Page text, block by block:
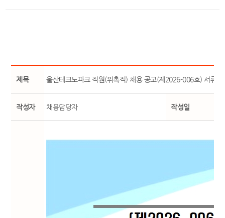
제목 울산테크노파크 직원(위촉직) 채용 공고(제2026-006호) 서류
작성자 채용담당자 작성일